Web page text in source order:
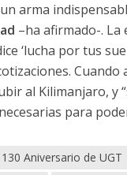
arma
–ha afirmado-. La
‘lucha por tus
al Kilimanjaro, y
para
130 Aniversario de UGT